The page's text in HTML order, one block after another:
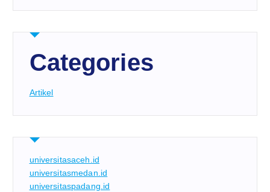
Categories
Artikel
universitasaceh.id
universitasmedan.id
universitaspadang.id